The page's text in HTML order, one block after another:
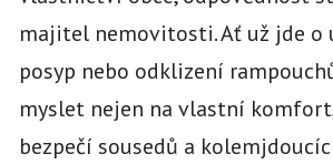
majitel nemovitosti. Ať už jde o
posyp nebo odklizení
myslet nejen na vlastní
bezpečí sousedů a